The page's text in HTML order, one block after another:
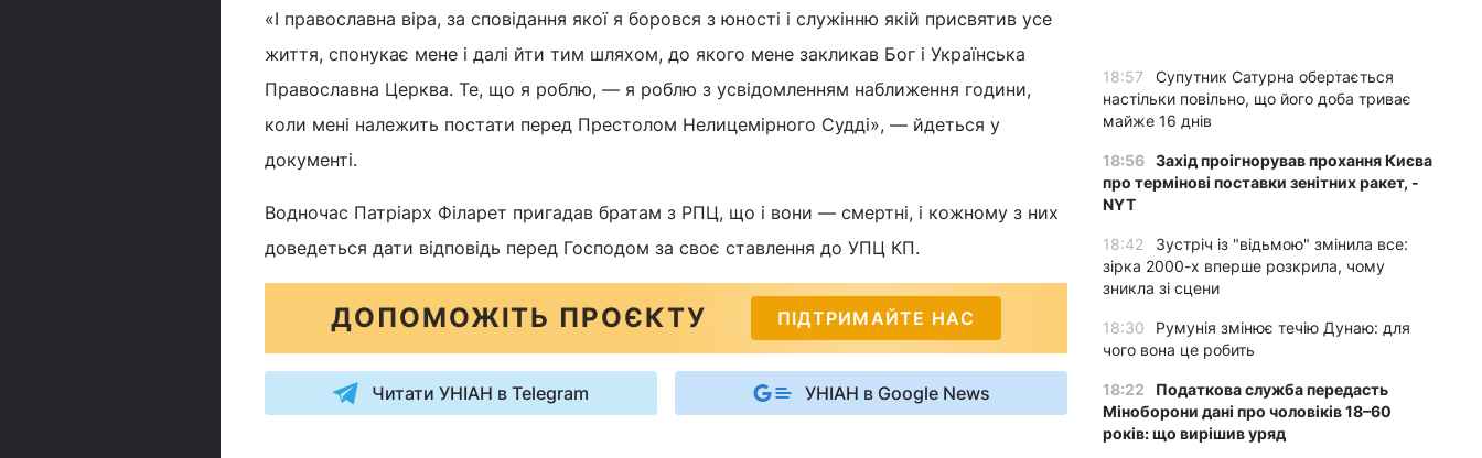
«І православна віра, за сповідання якої я боровся з юності і служінню якій присвятив усе
життя, спонукає мене і далі йти тим шляхом, до якого мене закликав Бог і Українська
Православна Церква. Те, що я роблю, — я роблю з усвідомленням наближення години,
коли мені належить постати перед Престолом Нелицемірного Судді», — йдеться у
документі.
Водночас Патріарх Філарет пригадав братам з РПЦ, що і вони — смертні, і кожному з них
доведеться дати відповідь перед Господом за своє ставлення до УПЦ КП.
ДОПОМОЖІТЬ ПРОЄКТУ ПІДТРИМАЙТЕ НАС
Читати УНІАН в Telegram УНІАН в Google News
18:57
Супутник Сатурна обертається
настільки повільно, що його доба триває
майже 16 днів
18:56 Захід проігнорував прохання Києва
про термінові поставки зенітних ракет, -
NYT
18:42
Зустріч із "відьмою" змінила все:
зірка 2000-х вперше розкрила, чому
зникла зі сцени
18:30
Румунія змінює течію Дунаю: для
чого вона це робить
18:22
Податкова служба передасть
Міноборони дані про чоловіків 18–60
років: що вирішив уряд